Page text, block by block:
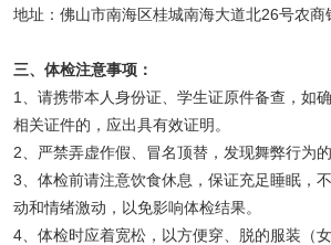
地址：佛山市南海区桂城南海大道北26号农商
三、体检注意事项：
1、请携带本人身份证、学生证原件备查，如
相关证件的，应出具有效证明。
2、严禁弄虚作假、冒名顶替，发现舞弊行为
3、体检前请注意饮食休息，保证充足睡眠，
动和情绪激动，以免影响体检结果。
4、体检时应着宽松，以方便穿、脱的服装（